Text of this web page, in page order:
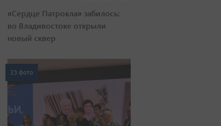
«Сердце Патрокла» забилось:
во Владивостоке открыли
новый сквер
23 фото